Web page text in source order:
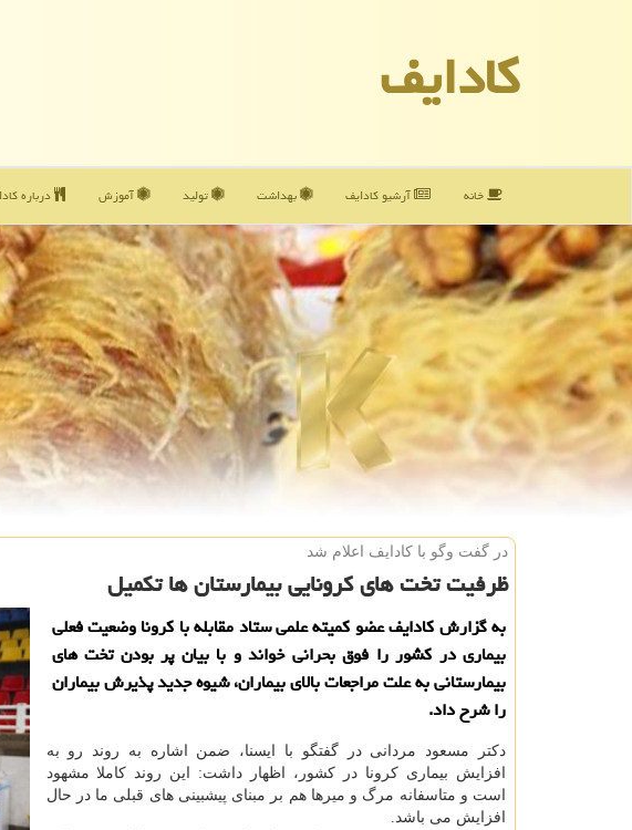
كادایف
خانه آرشیو كادایف بهداشت تولید آموزش درباره
در گفت وگو با كادایف اعلام شد
ظرفیت تخت های كرونایی بیمارستان ها تكمیل
به گزارش کادایف عضو کمیته علمی ستاد مقابله با کرونا وضعیت فعلی
بیماری در کشور را فوق بحرانی خواند و با بیان پر بودن تخت های
بیمارستانی به علت مراجعات بالای بیماران، شیوه جدید پذیرش بیماران
را شرح داد.
دکتر مسعود مردانی در گفتگو با ایسنا، ضمن اشاره به روند رو به
افزایش بیماری کرونا در کشور، اظهار داشت: این روند کاملا مشهود
است و متاسفانه مرگ و میرها هم بر مبنای پیشبینی های قبلی ما در حال
افزایش می باشد.